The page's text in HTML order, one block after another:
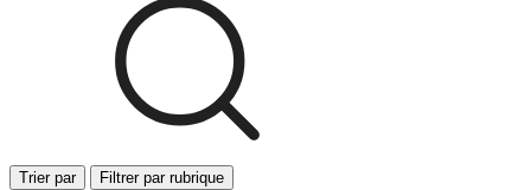
Trier par Filtrer par rubrique